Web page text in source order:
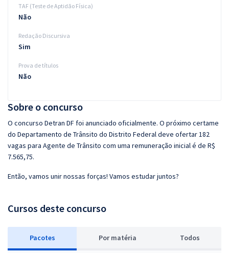
Sobre o concurso
O concurso Detran DF foi anunciado oficialmente. O próximo certame
do Departamento de Trânsito do Distrito Federal deve ofertar 182
vagas para Agente de Trânsito com uma remuneração inicial é de R$
7.565,75.
Então, vamos unir nossas forças! Vamos estudar juntos?
Cursos deste concurso
Pacotes Por matéria Todos
TAF (Teste de Aptidão Física)
Não
Redação Discursiva
Sim
Prova de títulos
Não